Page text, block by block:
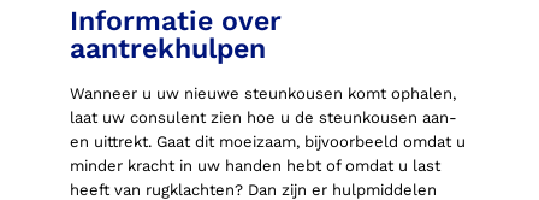
Informatie over
aantrekhulpen
Wanneer u uw nieuwe steunkousen komt ophalen,
laat uw consulent zien hoe u de steunkousen aan-
en uittrekt. Gaat dit moeizaam, bijvoorbeeld omdat u
minder kracht in uw handen hebt of omdat u last
heeft van rugklachten? Dan zijn er hulpmiddelen